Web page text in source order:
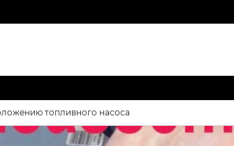
топливного насоса